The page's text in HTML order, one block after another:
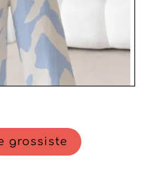
grossiste